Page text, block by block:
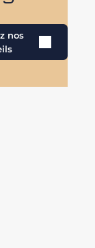
nos